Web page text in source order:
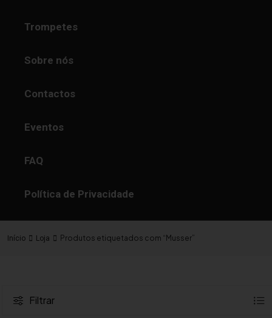
Trompetes
Sobre nós
Contactos
Eventos
FAQ
Política de Privacidade
Início Loja Produtos etiquetados com “Musser”
Filtrar